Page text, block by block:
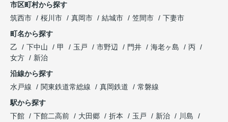
市区町村から探す
筑西市
桜川市 真岡市 結城市 笠間市
下妻市
町名から探す
乙
下中山 甲 玉戸 市野辺 門井 海老ヶ島
丙
女方
新治
沿線から探す
水戸線
関東鉄道常総線 真岡鉄道
常磐線
駅から探す
下館
下館二高前 大田郷 折本 玉戸 新治
川島